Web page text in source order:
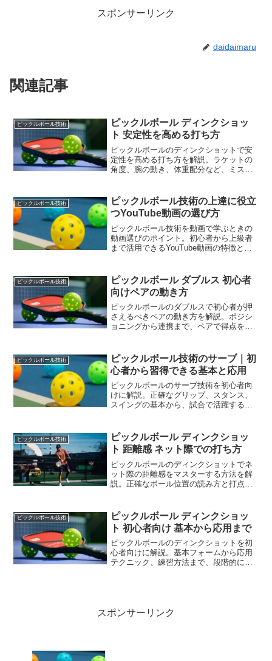
スポンサーリンク
daidaimaru
関連記事
ピックルボール技術
ピックルボール ディンクショッ
ト 安定性を高める打ち方
ピックルボールのディンクショットで安
定性を高める打ち方を解説。ラケットの
角度、腕の動き、体重配分など、ミスを
ピックルボール技術
ピックルボール技術の上達に役立
つYouTube動画の選び方
ピックルボール技術を動画で学ぶときの
動画選びのポイント。初心者から上級者
まで活用できるYouTube動画の特徴と学
ピックルボール技術
ピックルボール ダブルス 初心者
向けペアの動き方
ピックルボールのダブルスで初心者が押
さえるべきペアの動き方を解説。ポジシ
ョニングから連携まで、ペアで得点を重
ピックルボール技術
ピックルボール技術のサーブ｜初
心者から習得できる基本と応用
ピックルボールのサーブ技術を初心者向
けに解説。正確なグリップ、スタンス、
スイングの基本から、試合で活躍するコ
ピックルボール技術
ピックルボール ディンクショッ
ト 距離感 ネット際での打ち方
ピックルボールのディンクショットでネ
ット際の距離感をマスターする方法を解
説。正確なボール位置の読み方と打点調
ピックルボール技術
ピックルボール ディンクショッ
ト 初心者向け 基本から応用まで
ピックルボールのディンクショットを初
心者向けに解説。基本フォームから応用
テクニック、練習方法まで、段階的に習
スポンサーリンク